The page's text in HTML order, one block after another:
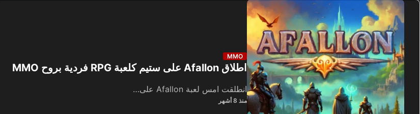
MMO
اطلاق Afallon على ستيم كلعبة RPG فردية بروح MMO
انطلقت امس لعبة Afallon على…
منذ 8 أشهر